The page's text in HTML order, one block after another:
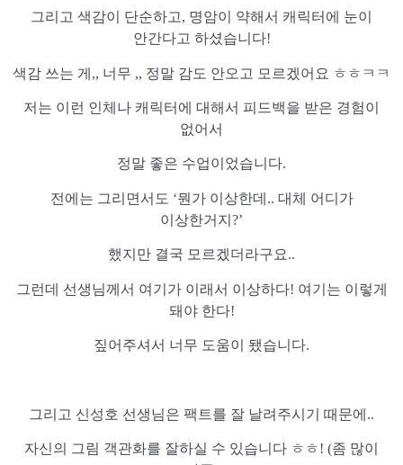
그리고 색감이 단순하고, 명암이 약해서 캐릭터에 눈이
안간다고 하셨습니다!
색감 쓰는 게,, 너무 ,, 정말 감도 안오고 모르겠어요 ㅎㅎㅋㅋ
저는 이런 인체나 캐릭터에 대해서 피드백을 받은 경험이
없어서
정말 좋은 수업이었습니다.
전에는 그리면서도 ‘뭔가 이상한데.. 대체 어디가
이상한거지?’
했지만 결국 모르겠더라구요..
그런데 선생님께서 여기가 이래서 이상하다! 여기는 이렇게
돼야 한다!
짚어주셔서 너무 도움이 됐습니다.
그리고 신성호 선생님은 팩트를 잘 날려주시기 때문에..
자신의 그림 객관화를 잘하실 수 있습니다 ㅎㅎ! (좀 많이